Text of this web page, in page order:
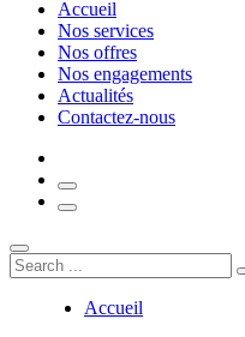
Accueil
Nos services
Nos offres
Nos engagements
Actualités
Contactez-nous
Accueil